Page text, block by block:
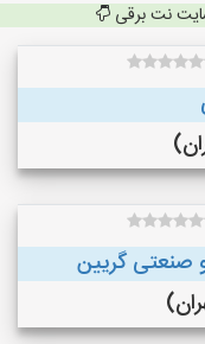
نت برقی
صنعتی گریین